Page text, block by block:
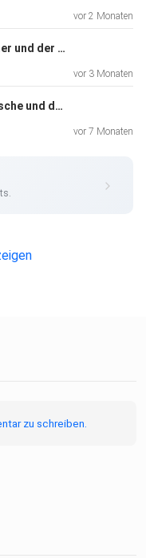
den Seiten vom
anhalt-
vor 2 Monaten
Staffel 9 Folge 1 - Elmar Egner und der Quedlinburger Domschatz
vor 3 Monaten
Staffel 8 Folge 6 - Kati Fritzsche und die Rotkäppchen Erlebniswelt
vor 7 Monaten
zu schreiben.